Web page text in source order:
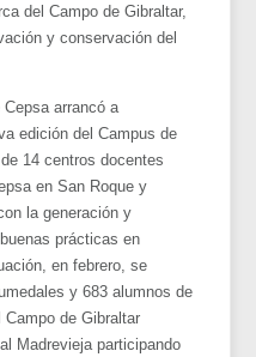
del Campo de Gibraltar,
y conservación del
arrancó a
edición del Campus de
14 centros docentes
en San Roque y
la generación y
prácticas en
en febrero, se
y 683 alumnos de
de Gibraltar
Madrevieja participando